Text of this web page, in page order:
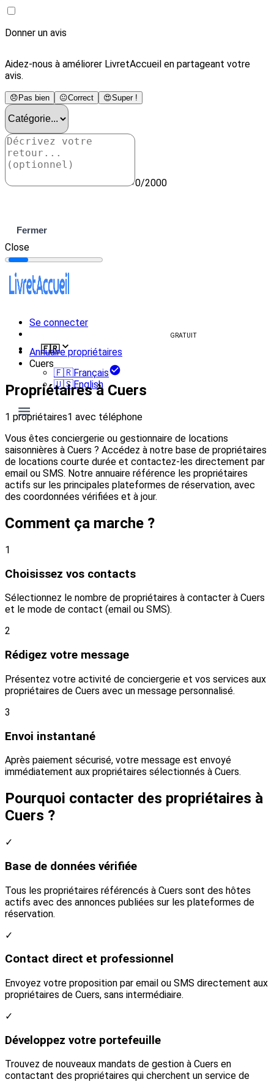
Donner un avis
Aidez-nous à améliorer LivretAccueil en partageant votre
avis.
😞 Pas bien 😐Correct 😍Super !
0/2000
Fermer
Close
Se connecter
GRATUIT
🇫🇷
🇫🇷Français
🇺🇸English
Annuaire propriétaires
Cuers
Propriétaires à Cuers
1 propriétaires1 avec téléphone
Vous êtes conciergerie ou gestionnaire de locations
saisonnières à Cuers ? Accédez à notre base de propriétaires
de locations courte durée et contactez-les directement par
email ou SMS. Notre annuaire référence les propriétaires
actifs sur les principales plateformes de réservation, avec
des coordonnées vérifiées et à jour.
Comment ça marche ?
1
Choisissez vos contacts
Sélectionnez le nombre de propriétaires à contacter à Cuers
et le mode de contact (email ou SMS).
2
Rédigez votre message
Présentez votre activité de conciergerie et vos services aux
propriétaires de Cuers avec un message personnalisé.
3
Envoi instantané
Après paiement sécurisé, votre message est envoyé
immédiatement aux propriétaires sélectionnés à Cuers.
Pourquoi contacter des propriétaires à
Cuers ?
✓
Base de données vérifiée
Tous les propriétaires référencés à Cuers sont des hôtes
actifs avec des annonces publiées sur les plateformes de
réservation.
✓
Contact direct et professionnel
Envoyez votre proposition par email ou SMS directement aux
propriétaires de Cuers, sans intermédiaire.
✓
Développez votre portefeuille
Trouvez de nouveaux mandats de gestion à Cuers en
contactant des propriétaires qui cherchent un service de